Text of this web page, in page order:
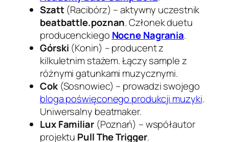
Szatt(Racibórz) – aktywny uczestnik
beatbattle.poznan. Członek duetu
producenckiego Nocne Nagrania.
Górski (Konin) – producent z
kilkuletnim stażem. Łączy sample z
różnymi gatunkami muzycznymi.
Cok(Sosnowiec) – prowadzi swojego
bloga poświęconego produkcji muzyki.
Uniwersalny beatmaker.
Lux Familiar(Poznań) – współautor
projektu Pull The Trigger.